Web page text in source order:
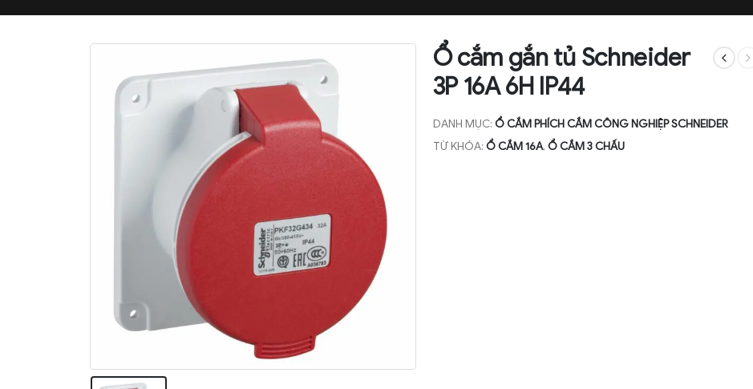
Ổ cắm gắn tủ Schneider
3P 16A 6H IP44
DANH MỤC: Ổ CẮM PHÍCH CẮM CÔNG NGHIỆP SCHNEIDER
TỪ KHÓA: Ổ CẮM 16A, Ổ CẮM 3 CHẤU